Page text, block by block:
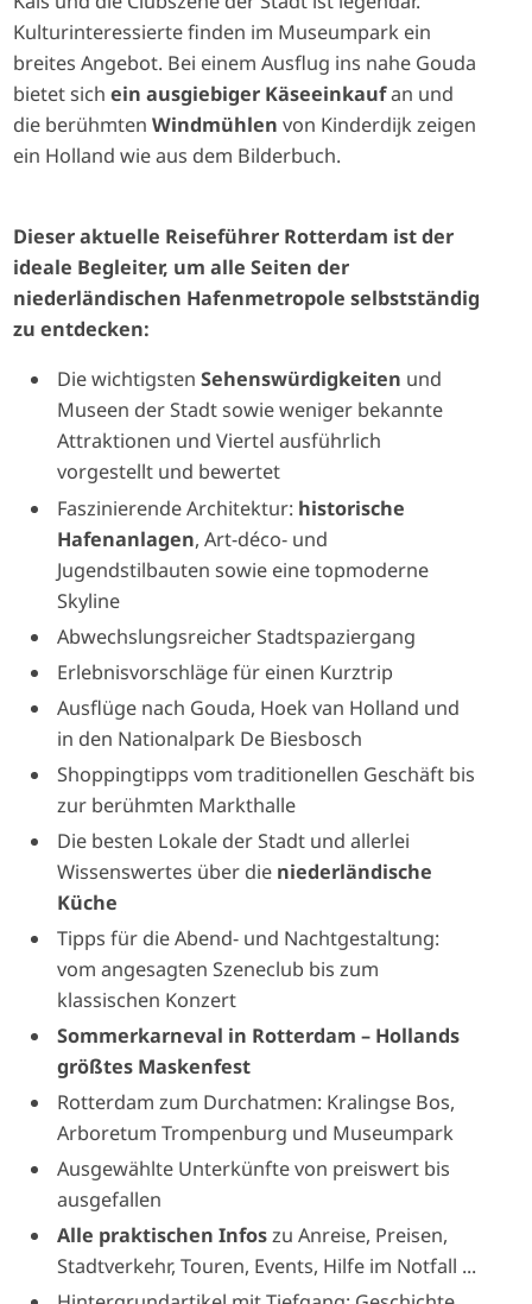
Kulturinteressierte finden im Museumpark ein
breites Angebot. Bei einem Ausflug ins nahe Gouda
bietet sichein ausgiebiger Käseeinkaufan und
die berühmtenWindmühlen von Kinderdijk zeigen
ein Holland wie aus dem Bilderbuch.
Dieser aktuelle Reiseführer Rotterdam ist der
ideale Begleiter, um alle Seiten der
niederländischen Hafenmetropole selbstständig
zu entdecken:
Die wichtigsten Sehenswürdigkeiten und
Museen der Stadt sowie weniger bekannte
Attraktionen und Viertel ausführlich
vorgestellt und bewertet
Faszinierende Architektur: historische
Hafenanlagen, Art-déco- und
Jugendstilbauten sowie eine topmoderne
Skyline
Abwechslungsreicher Stadtspaziergang
Erlebnisvorschläge für einen Kurztrip
Ausflüge nach Gouda, Hoek van Holland und
in den Nationalpark De Biesbosch
Shoppingtipps vom traditionellen Geschäft bis
zur berühmten Markthalle
Die besten Lokale der Stadt und allerlei
Wissenswertes über die niederländische
Küche
Tipps für die Abend- und Nachtgestaltung:
vom angesagten Szeneclub bis zum
klassischen Konzert
Sommerkarneval in Rotterdam – Hollands
größtes Maskenfest
Rotterdam zum Durchatmen: Kralingse Bos,
Arboretum Trompenburg und Museumpark
Ausgewählte Unterkünfte von preiswert bis
ausgefallen
Alle praktischen Infoszu Anreise, Preisen,
Stadtverkehr, Touren, Events, Hilfe im Notfall ...